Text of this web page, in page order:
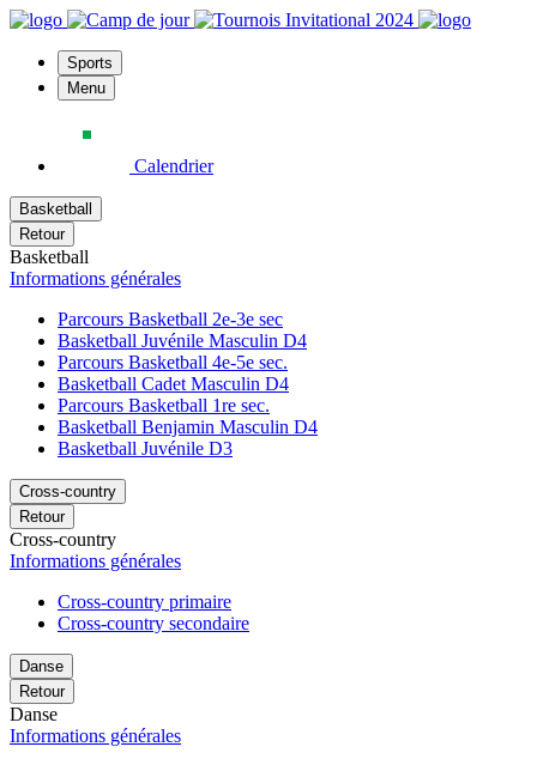
Sports
Menu
Calendrier
Basketball
Retour
Basketball
Informations générales
Parcours Basketball 2e-3e sec
Basketball Juvénile Masculin D4
Parcours Basketball 4e-5e sec.
Basketball Cadet Masculin D4
Parcours Basketball 1re sec.
Basketball Benjamin Masculin D4
Basketball Juvénile D3
Cross-country
Retour
Cross-country
Informations générales
Cross-country primaire
Cross-country secondaire
Danse
Retour
Danse
Informations générales